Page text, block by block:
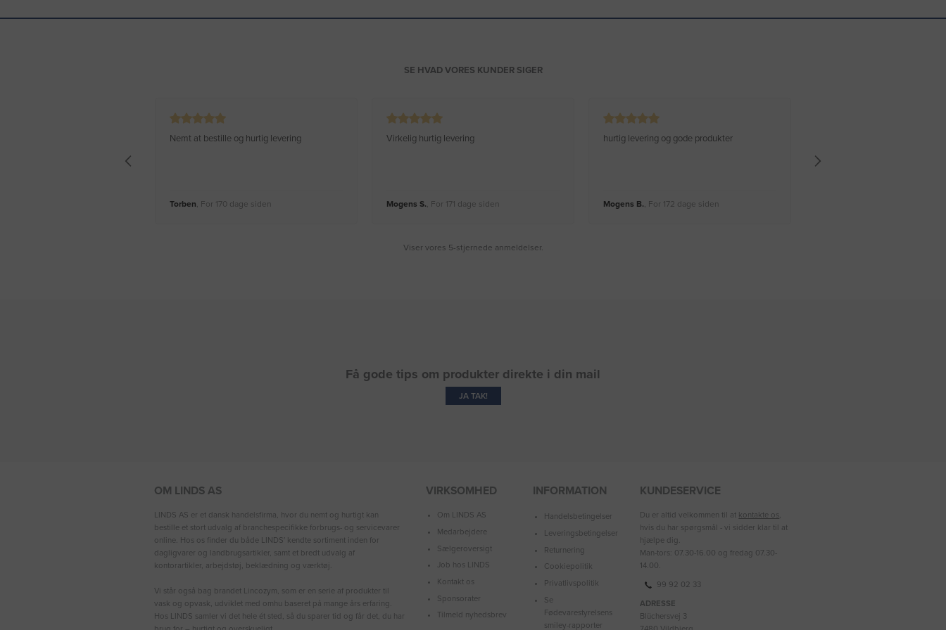
SE HVAD VORES KUNDER SIGER
Nemt at bestille og hurtig levering
Torben, For 170 dage siden
Virkelig hurtig levering
Mogens S., For 171 dage siden
hurtig levering og gode produkter
Mogens B., For 172 dage siden
Viser vores 5-stjernede anmeldelser.
Få gode tips om produkter direkte i din mail
JA TAK!
OM LINDS AS
LINDS AS er et dansk handelsfirma, hvor du nemt og hurtigt kan
bestille et stort udvalg af branchespecifikke forbrugs- og servicevarer
online. Hos os finder du både LINDS′ kendte sortiment inden for
dagligvarer og landbrugsartikler, samt et bredt udvalg af
kontorartikler, arbejdstøj, beklædning og værktøj.
Vi står også bag brandet Lincozym, som er en serie af produkter til
vask og opvask, udviklet med omhu baseret på mange års erfaring.
Hos LINDS samler vi det hele ét sted, så du sparer tid og får det, du har
VIRKSOMHED
Om LINDS AS
Medarbejdere
Sælgeroversigt
Job hos LINDS
Kontakt os
Sponsorater
Tilmeld nyhedsbrev
INFORMATION
Handelsbetingelser
Leveringsbetingelser
Returnering
Cookiepolitik
Privatlivspolitik
Se
Fødevarestyrelsens
smiley-rapporter
KUNDESERVICE
Du er altid velkommen til at kontakte os,
hvis du har spørgsmål - vi sidder klar til at
hjælpe dig.
Man-tors: 07.30-16.00 og fredag 07.30-
14.00.
99 92 02 33
ADRESSE
Blüchersvej 3